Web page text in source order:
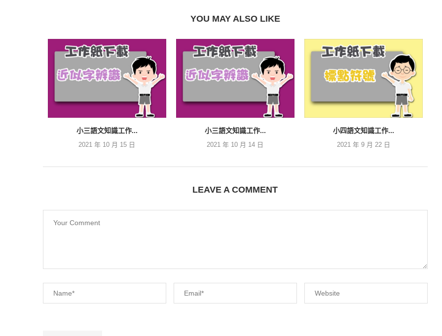
YOU MAY ALSO LIKE
小三語文知識工作...
2021 年 10 月 15 日
小三語文知識工作...
2021 年 10 月 14 日
小四語文知識工作...
2021 年 9 月 22 日
LEAVE A COMMENT